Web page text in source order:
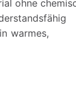
ohne
warmes,